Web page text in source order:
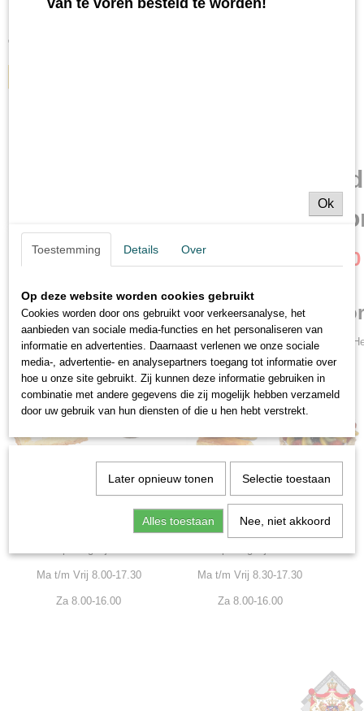
€ 30,00
Wij bezorgen in
Warmenhuizen en de
binnen een straal van
Boven de €50,-
(Over het algemeen zal de bezorging tussen 8:30 en 11:00 plaatsvinden.
Waarland
Ma t/m Vrij 8.00-17.30
Za 8.00-16.00
't Veld
Tel: 0226-421370
Ma t/m Vrij 8.30-17.30
Za 8.00-16.00
van te voren besteld te worden!
Ok
Toestemming Details Over
Op deze website worden cookies gebruikt
Cookies worden door ons gebruikt voor verkeersanalyse, het
aanbieden van sociale media-functies en het personaliseren van
informatie en advertenties. Daarnaast verlenen we onze sociale
media-, advertentie- en analysepartners toegang tot informatie over
hoe u onze site gebruikt. Zij kunnen deze informatie gebruiken in
combinatie met andere gegevens die zij mogelijk hebben verzameld
door uw gebruik van hun diensten of die u hen hebt verstrekt.
Later opnieuw tonen Selectie toestaan
Alles toestaan Nee, niet akkoord